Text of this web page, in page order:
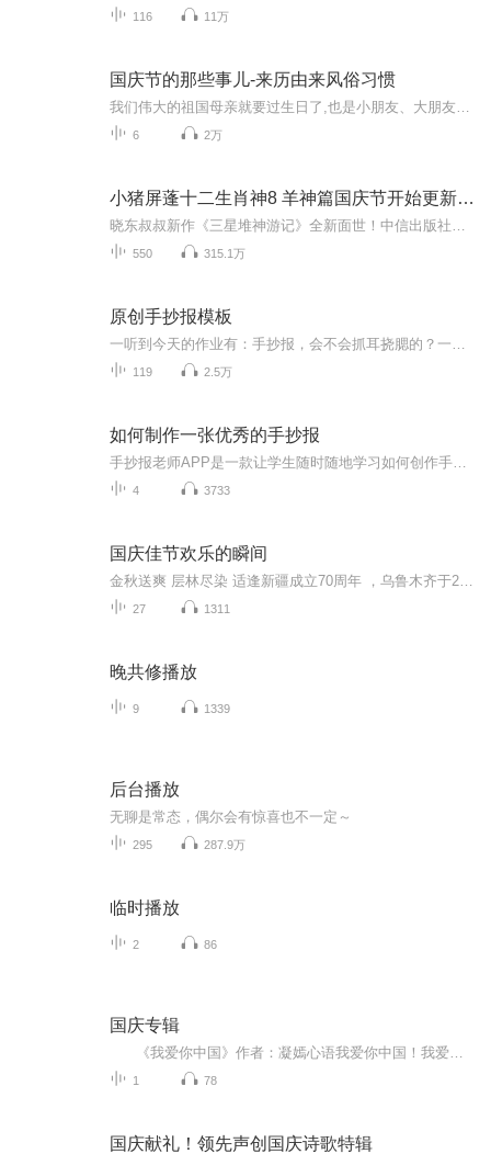
116 11万
国庆节的那些事儿-来历由来风俗习惯
6 2万
小猪屏蓬十二生肖神8 羊神篇国庆节开始更新啦！
550 315.1万
原创手抄报模板
119 2.5万
如何制作一张优秀的手抄报
4 3733
国庆佳节欢乐的瞬间
27 1311
晚共修播放
9 1339
后台播放
无聊是常态，偶尔会有惊喜也不一定～
295 287.9万
临时播放
2 86
国庆专辑
1 78
国庆献礼！领先声创国庆诗歌特辑